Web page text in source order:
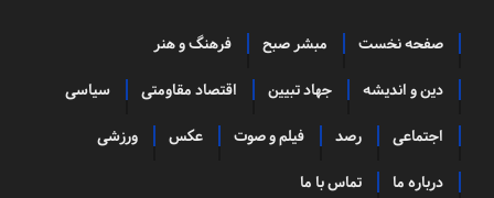
صفحه نخست مبشر صبح فرهنگ و هنر
دین و اندیشه جهاد تبیین اقتصاد مقاومتی سیاسی
اجتماعی رصد فیلم و صوت عکس ورزشی
درباره ما تماس با ما